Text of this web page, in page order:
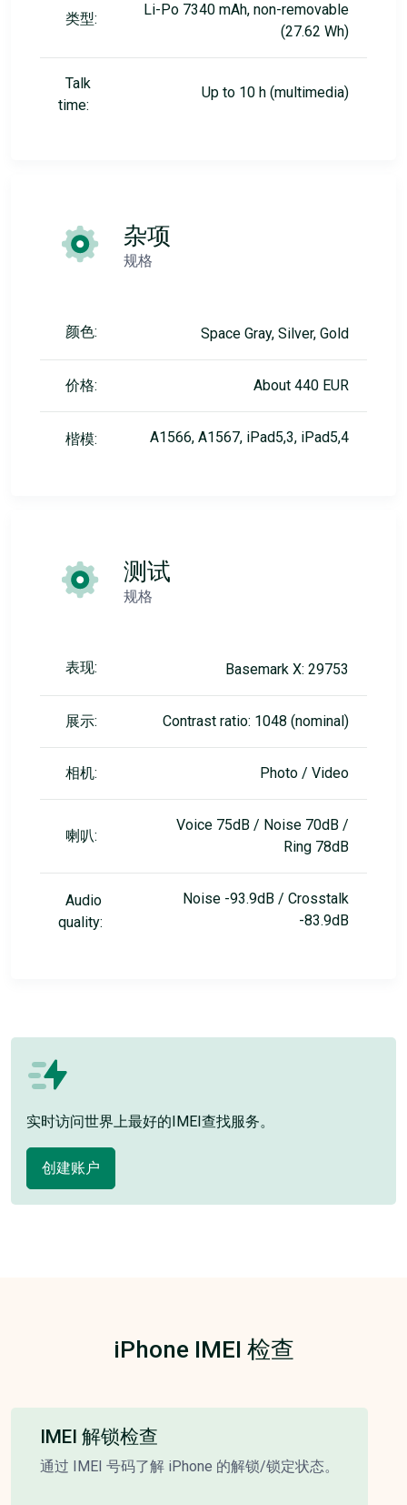
类型:
Li-Po 7340 mAh, non-removable
(27.62 Wh)
Talk
time:
Up to 10 h (multimedia)
杂项
规格
颜色: Space Gray, Silver, Gold
价格: About 440 EUR
楷模: A1566, A1567, iPad5,3, iPad5,4
测试
规格
表现: Basemark X: 29753
展示: Contrast ratio: 1048 (nominal)
相机: Photo / Video
喇叭:
Voice 75dB / Noise 70dB /
Ring 78dB
Audio
quality:
Noise -93.9dB / Crosstalk
-83.9dB
实时访问世界上最好的IMEI查找服务。
创建账户
iPhone IMEI 检查
IMEI 解锁检查
通过 IMEI 号码了解 iPhone 的解锁/锁定状态。